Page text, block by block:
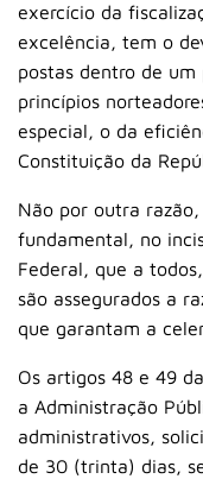
exercício da
excelência, tem o
postas dentro de um
princípios
especial, o da
Constituição da
Não por outra
fundamental, no
Federal, que a
são assegurados a
que garantam a
Os artigos 48 e 49 da
a Administração
administrativos,
de 30 (trinta) dias,